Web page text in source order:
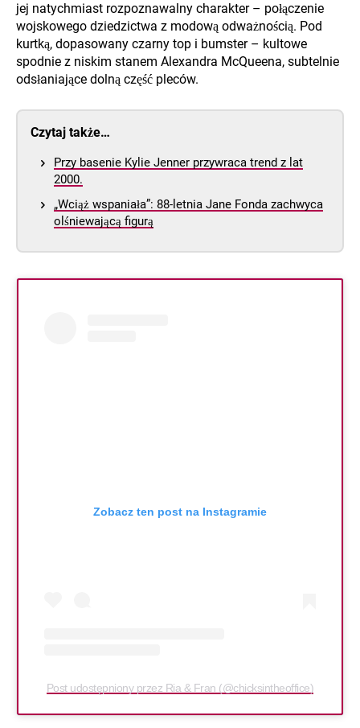
jej natychmiast rozpoznawalny charakter – połączenie
wojskowego dziedzictwa z modową odważnością. Pod
kurtką, dopasowany czarny top i bumster – kultowe
spodnie z niskim stanem Alexandra McQueena, subtelnie
odsłaniające dolną część pleców.
Czytaj także…
Przy basenie Kylie Jenner przywraca trend z lat
2000.
„Wciąż wspaniała”: 88-letnia Jane Fonda zachwyca
olśniewającą figurą
Zobacz ten post na Instagramie
Post udostępniony przez Ria & Fran (@chicksintheoffice)